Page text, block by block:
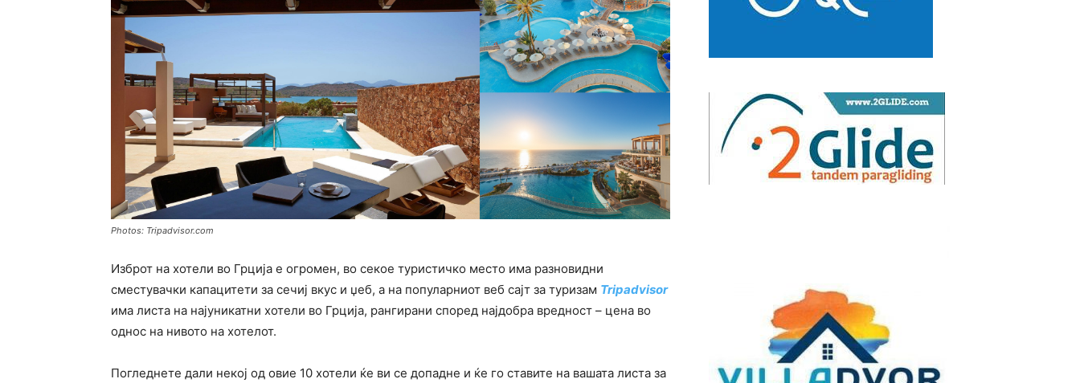
Photos: Tripadvisor.com
Изброт на хотели во Грција е огромен, во секое туристичко место има разновидни
сместувачки капацитети за сечиј вкус и џеб, а на популарниот веб сајт за туризам Tripadvisor
има листа на најуникатни хотели во Грција, рангирани според најдобра вредност – цена во
однос на нивото на хотелот.
Погледнете дали некој од овие 10 хотели ќе ви се допадне и ќе го ставите на вашата листа за